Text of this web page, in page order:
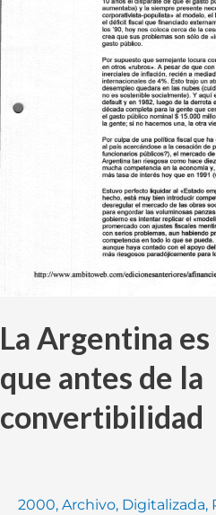
La Argentina
que antes de la
convertibilidad
2000, Archivo, Digitalizada,
convertibilidad